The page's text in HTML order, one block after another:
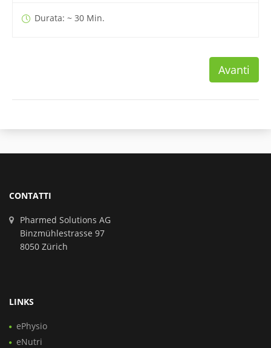
Durata: ~ 30 Min.
Avanti
CONTATTI
Pharmed Solutions AG
Binzmühlestrasse 97
8050 Zürich
LINKS
ePhysio
eNutri